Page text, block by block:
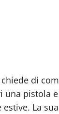
di
una pistola
La